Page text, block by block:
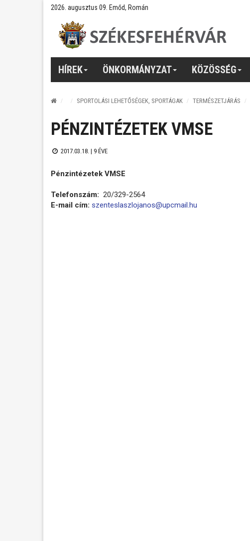
2026. augusztus 09. Emőd, Román
HÍREK ÖNKORMÁNYZAT KÖZÖSSÉG
SPORTOLÁSI LEHETŐSÉGEK, SPORTÁGAK TERMÉSZETJÁRÁS
PÉNZINTÉZETEK VMSE
2017.03.18. | 9 ÉVE
Pénzintézetek VMSE
Telefonszám: 20/329-2564
E-mail cím: szenteslaszlojanos@upcmail.hu